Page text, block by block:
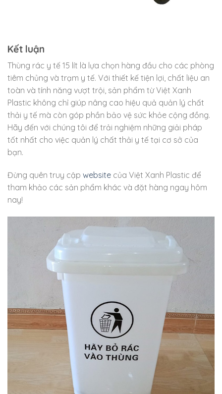
Kết luận
Thùng rác y tế 15 lít là lựa chọn hàng đầu cho các phòng
tiêm chủng và trạm y tế. Với thiết kế tiện lợi, chất liệu an
toàn và tính năng vượt trội, sản phẩm từ Việt Xanh
Plastic không chỉ giúp nâng cao hiệu quả quản lý chất
thải y tế mà còn góp phần bảo vệ sức khỏe cộng đồng.
Hãy đến với chúng tôi để trải nghiệm những giải pháp
tốt nhất cho việc quản lý chất thải y tế tại cơ sở của
bạn.
Đừng quên truy cập website của Việt Xanh Plastic để
tham khảo các sản phẩm khác và đặt hàng ngay hôm
nay!